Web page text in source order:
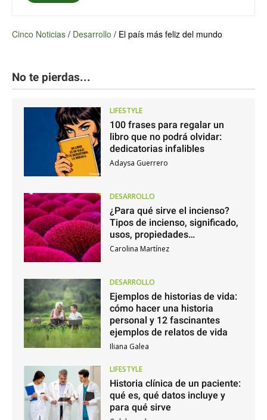
Cinco Noticias / Desarrollo / El país más feliz del mundo
No te pierdas...
LIFESTYLE
100 frases para regalar un
libro que no podrá olvidar:
dedicatorias infalibles
Adaysa Guerrero
DESARROLLO
¿Para qué sirve el incienso?
Tipos de incienso, significado,
usos, propiedades…
Carolina Martínez
DESARROLLO
Ejemplos de historias de vida:
cómo hacer una historia
personal y 12 fascinantes
ejemplos de relatos de vida
Iliana Galea
LIFESTYLE
Historia clínica de un paciente:
qué es, qué datos incluye y
para qué sirve